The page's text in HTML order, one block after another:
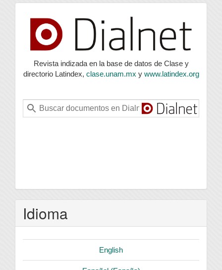
index
Revista indizada en la base de datos de Clase y
directorio Latindex, clase.unam.mx y www.latindex.org
Idioma
English